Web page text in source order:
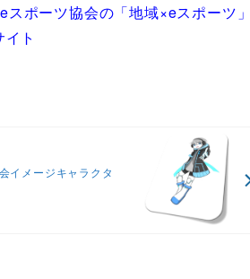
ポーツ協会の「地域×eスポーツ
ト
イメージキャラクタ